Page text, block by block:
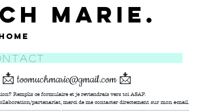
MARIE.
📩 toomuchmarie@gmail.com📩
Remplis ce formulaire et je reviendrais vers toi ASAP.
partenariat, merci de me contacter directement sur mon e-mail.